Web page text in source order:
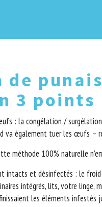
de
3 points
: la congélation /
va également tuer les œufs –
méthode 100% naturelle
intacts et désinfectés : le
intégrés, lits, votre linge,
les éléments infestés